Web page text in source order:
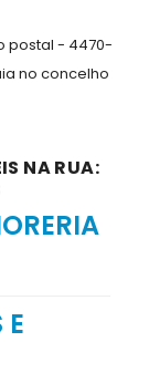
postal - 4470-
no concelho
NA RUA: